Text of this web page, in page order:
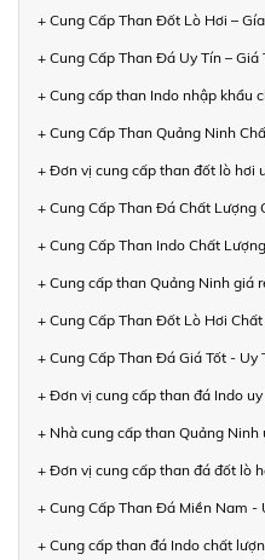
+ Cung Cấp Than Đốt Lò Hơi –
+ Cung Cấp Than Đá Uy Tín – Giá
+ Cung cấp than Indo nhập khẩu
+ Cung Cấp Than Quảng Ninh
+ Đơn vị cung cấp than đốt lò hơi
+ Cung Cấp Than Đá Chất Lượng
+ Cung Cấp Than Indo Chất
+ Cung cấp than Quảng Ninh giá
+ Cung Cấp Than Đốt Lò Hơi
+ Cung Cấp Than Đá Giá Tốt - Uy
+ Đơn vị cung cấp than đá Indo
+ Nhà cung cấp than Quảng
+ Đơn vị cung cấp than đá đốt lò
+ Cung Cấp Than Đá Miền Nam -
+ Cung cấp than đá Indo chất